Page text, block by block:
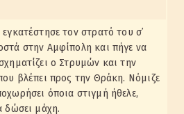
τον στρατό του σ᾽
στην Αμφίπολη και πήγε να
ο Στρυμών και την
βλέπει προς την Θράκη. Νόμιζε
όποια στιγμή ήθελε,
δώσει μάχη.